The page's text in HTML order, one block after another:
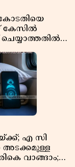
കേസിൽ
എ സി
അടക്കമുള്ള
വാങ്ങാം;